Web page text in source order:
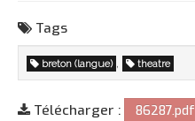
Tags
breton (langue) , theatre
Télécharger : 86287.pdf